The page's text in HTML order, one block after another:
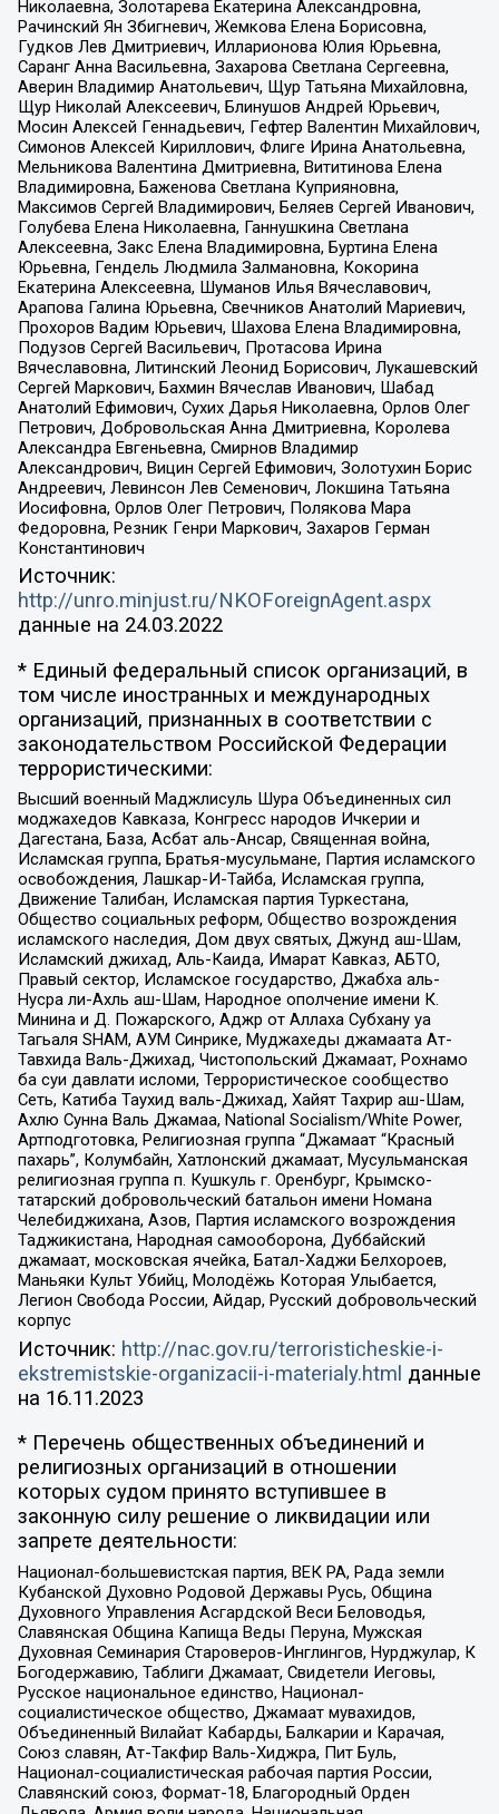
Николаевна, Золотарева Екатерина Александровна,
Рачинский Ян Збигневич, Жемкова Елена Борисовна,
Гудков Лев Дмитриевич, Илларионова Юлия Юрьевна,
Саранг Анна Васильевна, Захарова Светлана Сергеевна,
Аверин Владимир Анатольевич, Щур Татьяна Михайловна,
Щур Николай Алексеевич, Блинушов Андрей Юрьевич,
Мосин Алексей Геннадьевич, Гефтер Валентин Михайлович,
Симонов Алексей Кириллович, Флиге Ирина Анатольевна,
Мельникова Валентина Дмитриевна, Вититинова Елена
Владимировна, Баженова Светлана Куприяновна,
Максимов Сергей Владимирович, Беляев Сергей Иванович,
Голубева Елена Николаевна, Ганнушкина Светлана
Алексеевна, Закс Елена Владимировна, Буртина Елена
Юрьевна, Гендель Людмила Залмановна, Кокорина
Екатерина Алексеевна, Шуманов Илья Вячеславович,
Арапова Галина Юрьевна, Свечников Анатолий Мариевич,
Прохоров Вадим Юрьевич, Шахова Елена Владимировна,
Подузов Сергей Васильевич, Протасова Ирина
Вячеславовна, Литинский Леонид Борисович, Лукашевский
Сергей Маркович, Бахмин Вячеслав Иванович, Шабад
Анатолий Ефимович, Сухих Дарья Николаевна, Орлов Олег
Петрович, Добровольская Анна Дмитриевна, Королева
Александра Евгеньевна, Смирнов Владимир
Александрович, Вицин Сергей Ефимович, Золотухин Борис
Андреевич, Левинсон Лев Семенович, Локшина Татьяна
Иосифовна, Орлов Олег Петрович, Полякова Мара
Федоровна, Резник Генри Маркович, Захаров Герман
Константинович
Источник:
http://unro.minjust.ru/NKOForeignAgent.aspx
данные на 24.03.2022
* Единый федеральный список организаций, в
том числе иностранных и международных
организаций, признанных в соответствии с
законодательством Российской Федерации
террористическими:
Высший военный Маджлисуль Шура Объединенных сил
моджахедов Кавказа, Конгресс народов Ичкерии и
Дагестана, База, Асбат аль-Ансар, Священная война,
Исламская группа, Братья-мусульмане, Партия исламского
освобождения, Лашкар-И-Тайба, Исламская группа,
Движение Талибан, Исламская партия Туркестана,
Общество социальных реформ, Общество возрождения
исламского наследия, Дом двух святых, Джунд аш-Шам,
Исламский джихад, Аль-Каида, Имарат Кавказ, АБТО,
Правый сектор, Исламское государство, Джабха аль-
Нусра ли-Ахль аш-Шам, Народное ополчение имени К.
Минина и Д. Пожарского, Аджр от Аллаха Субхану уа
Тагьаля SHAM, АУМ Синрике, Муджахеды джамаата Ат-
Тавхида Валь-Джихад, Чистопольский Джамаат, Рохнамо
ба суи давлати исломи, Террористическое сообщество
Сеть, Катиба Таухид валь-Джихад, Хайят Тахрир аш-Шам,
Ахлю Сунна Валь Джамаа, National Socialism/White Power,
Артподготовка, Религиозная группа “Джамаат “Красный
пахарь”, Колумбайн, Хатлонский джамаат, Мусульманская
религиозная группа п. Кушкуль г. Оренбург, Крымско-
татарский добровольческий батальон имени Номана
Челебиджихана, Азов, Партия исламского возрождения
Таджикистана, Народная самооборона, Дуббайский
джамаат, московская ячейка, Батал-Хаджи Белхороев,
Маньяки Культ Убийц, Молодёжь Которая Улыбается,
Легион Свобода России, Айдар, Русский добровольческий
корпус
Источник: http://nac.gov.ru/terroristicheskie-i-
ekstremistskie-organizacii-i-materialy.html данные
на 16.11.2023
* Перечень общественных объединений и
религиозных организаций в отношении
которых судом принято вступившее в
законную силу решение о ликвидации или
запрете деятельности:
Национал-большевистская партия, ВЕК РА, Рада земли
Кубанской Духовно Родовой Державы Русь, Община
Духовного Управления Асгардской Веси Беловодья,
Славянская Община Капища Веды Перуна, Мужская
Духовная Семинария Староверов-Инглингов, Нурджулар, К
Богодержавию, Таблиги Джамаат, Свидетели Иеговы,
Русское национальное единство, Национал-
социалистическое общество, Джамаат мувахидов,
Объединенный Вилайат Кабарды, Балкарии и Карачая,
Союз славян, Ат-Такфир Валь-Хиджра, Пит Буль,
Национал-социалистическая рабочая партия России,
Славянский союз, Формат-18, Благородный Орден